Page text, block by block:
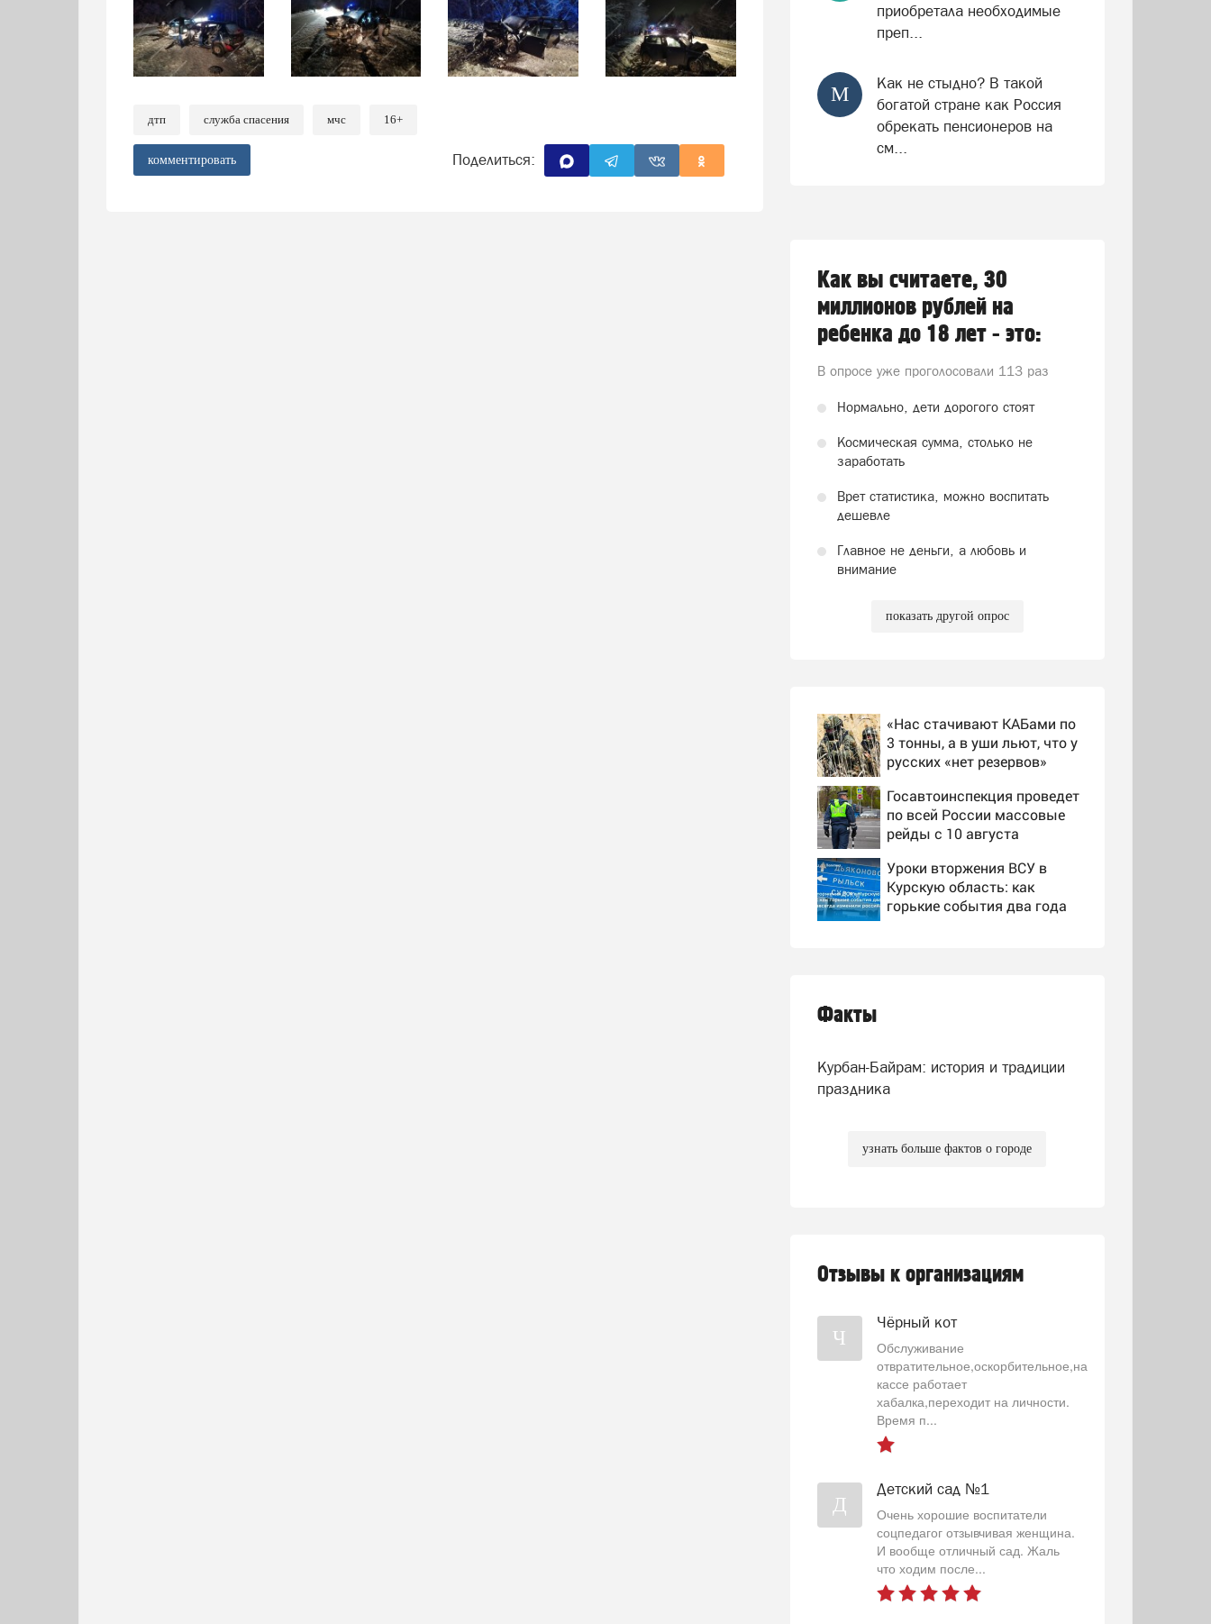
дтп служба спасения мчс 16+
комментировать Поделиться:
приобретала необходимые
преп...
М
Как не стыдно? В такой
богатой стране как Россия
обрекать пенсионеров на
см...
Как вы считаете, 30
миллионов рублей на
ребенка до 18 лет - это:
В опросе уже проголосовали 113 раз
Нормально, дети дорогого стоят
Космическая сумма, столько не
заработать
Врет статистика, можно воспитать
дешевле
Главное не деньги, а любовь и
внимание
показать другой опрос
«Нас стачивают КАБами по
3 тонны, а в уши льют, что у
русских «нет резервов»
Госавтоинспекция проведет
по всей России массовые
рейды с 10 августа
Уроки вторжения ВСУ в
Курскую область: как
горькие события два года
британским министром
Факты
Курбан-Байрам: история и традиции
праздника
узнать больше фактов о городе
Отзывы к организациям
Ч
Чёрный кот
Обслуживание
отвратительное,оскорбительное,на
кассе работает
хабалка,переходит на личности.
Время п...
Д
Детский сад №1
Очень хорошие воспитатели
соцпедагог отзывчивая женщина.
И вообще отличный сад. Жаль
что ходим после...